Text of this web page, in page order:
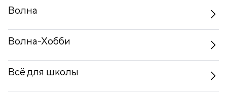
Волна
Волна-Хобби
Всё для школы